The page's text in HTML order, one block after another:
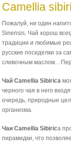
Camellia
Пожалуй, ни один
Sinensis. Чай хорош
традиции и любимые
русские посиделки за
сливочным
Чай Camellia Sibirica
черного чая в него
очередь, природные
организма.
Чаи Camellia Sibirica
пирамидки, что